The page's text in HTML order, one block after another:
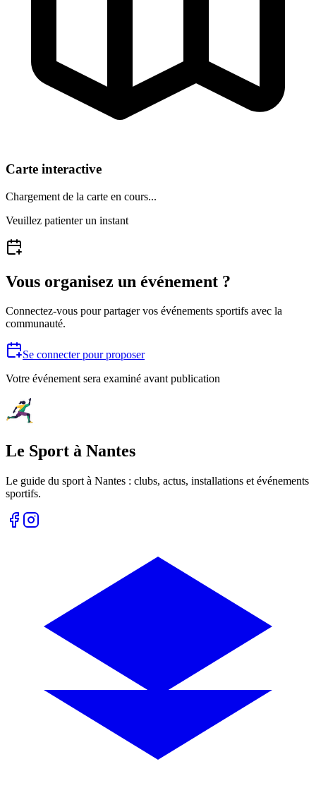
Carte interactive
Chargement de la carte en cours...
Veuillez patienter un instant
Vous organisez un événement ?
Connectez-vous pour partager vos événements sportifs avec la
communauté.
Se connecter pour proposer
Votre événement sera examiné avant publication
Le Sport à Nantes
Le guide du sport à Nantes : clubs, actus, installations et événements
sportifs.